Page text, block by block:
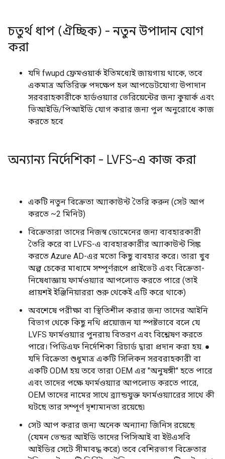
চতুর্থ ধাপ (ঐচ্ছিক) - নতুন উপাদান যোগ
করা
যদি fwupd ফ্রেমওয়ার্ক ইতিমধ্যেই জায়গায় থাকে, তবে
একমাত্র অতিরিক্ত পদক্ষেপ হল আপডেটযোগ্য উপাদান
সরবরাহকারীকে হার্ডওয়্যার ভেরিয়েন্টের জন্য কুয়ার্ক এবং
ভিআইডি/পিআইডি যোগ করার জন্য পুল অনুরোধে কাজ
করতে হবে
অন্যান্য নির্দেশিকা - LVFS-এ কাজ করা
একটি নতুন বিক্রেতা অ্যাকাউন্ট তৈরি করুন (সেট আপ
করতে ~2 মিনিট)
বিক্রেতারা তাদের নিজস্ব ডোমেনের জন্য ব্যবহারকারী
তৈরি করে বা LVFS-এ ব্যবহারকারীর অ্যাকাউন্ট সিঙ্ক
করতে Azure AD-এর মতো কিছু ব্যবহার করে। তারা খুব
অল্প চেকের মাধ্যমে সম্পূর্ণরূপে প্রাইভেট এবং বিক্রেতা-
নিষেধাজ্ঞায় ফার্মওয়্যার আপলোড করতে পারে (তাই
প্রায়শই ইঞ্জিনিয়াররা শুরু থেকেই এটি করে থাকে)
অবশেষে পরীক্ষা বা স্থিতিশীল করার জন্য তাদের আইনি
বিভাগ থেকে কিছু নথি প্রয়োজন যা স্পষ্টভাবে বলে যে
LVFS ফার্মওয়্যার পুনরায় বিতরণ এবং বিশ্লেষণ করতে
পারে। পিডিএফ নির্দেশিকা রিচার্ড দ্বারা প্রদান করা হয়. ●
যদি বিক্রেতা শুধুমাত্র একটি সিলিকন সরবরাহকারী বা
একটি ODM হয় তবে তারা OEM এর "অনুষঙ্গী" হতে পারে
এবং তাদের পক্ষে ফার্মওয়্যার আপলোড করতে পারে,
OEM তাদের নামের সাথে ব্র্যান্ডযুক্ত ফার্মওয়্যারের সাথে কী
ঘটছে তার সম্পূর্ণ দৃশ্যমানতা রয়েছে৷
সেট আপ করার জন্য অনেক অন্যান্য জিনিস রয়েছে
(যেমন ভেন্ডর আইডি তাদের পিসিআই বা ইউএসবি
আইডির সেটে সীমাবদ্ধ করে) তবে বেশিরভাগ বিক্রেতার